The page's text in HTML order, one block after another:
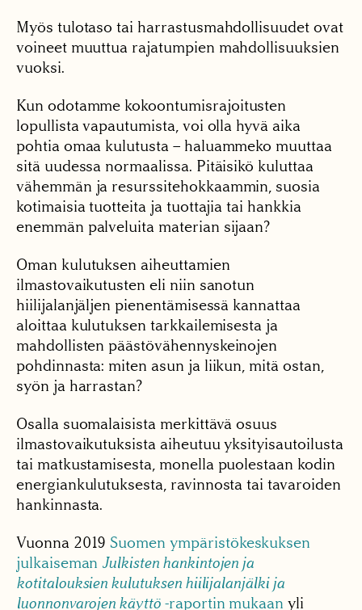
Myös tulotaso tai harrastusmahdollisuudet ovat
voineet muuttua rajatumpien mahdollisuuksien
vuoksi.
Kun odotamme kokoontumisrajoitusten
lopullista vapautumista, voi olla hyvä aika
pohtia omaa kulutusta – haluammeko muuttaa
sitä uudessa normaalissa. Pitäisikö kuluttaa
vähemmän ja resurssitehokkaammin, suosia
kotimaisia tuotteita ja tuottajia tai hankkia
enemmän palveluita materian sijaan?
Oman kulutuksen aiheuttamien
ilmastovaikutusten eli niin sanotun
hiilijalanjäljen pienentämisessä kannattaa
aloittaa kulutuksen tarkkailemisesta ja
mahdollisten päästövähennyskeinojen
pohdinnasta: miten asun ja liikun, mitä ostan,
syön ja harrastan?
Osalla suomalaisista merkittävä osuus
ilmastovaikutuksista aiheutuu yksityisautoilusta
tai matkustamisesta, monella puolestaan kodin
energiankulutuksesta, ravinnosta tai tavaroiden
hankinnasta.
Vuonna 2019Suomen ympäristökeskuksen
julkaiseman Julkisten hankintojen ja
kotitalouksien kulutuksen hiilijalanjälki ja
luonnonvarojen käyttö-raportin mukaan yli